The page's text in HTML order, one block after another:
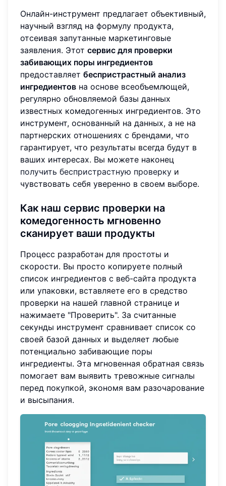
Онлайн-инструмент предлагает объективный,
научный взгляд на формулу продукта,
отсеивая запутанные маркетинговые
заявления. Этот сервис для проверки
забивающих поры ингредиентов
предоставляет беспристрастный анализ
ингредиентов на основе всеобъемлющей,
регулярно обновляемой базы данных
известных комедогенных ингредиентов. Это
инструмент, основанный на данных, а не на
партнерских отношениях с брендами, что
гарантирует, что результаты всегда будут в
ваших интересах. Вы можете наконец
получить беспристрастную проверку и
чувствовать себя уверенно в своем выборе.
Как наш сервис проверки на
комедогенность мгновенно
сканирует ваши продукты
Процесс разработан для простоты и
скорости. Вы просто копируете полный
список ингредиентов с веб-сайта продукта
или упаковки, вставляете его в средство
проверки на нашей главной странице и
нажимаете "Проверить". За считанные
секунды инструмент сравнивает список со
своей базой данных и выделяет любые
потенциально забивающие поры
ингредиенты. Эта мгновенная обратная связь
помогает вам выявить тревожные сигналы
перед покупкой, экономя вам разочарование
и высыпания.